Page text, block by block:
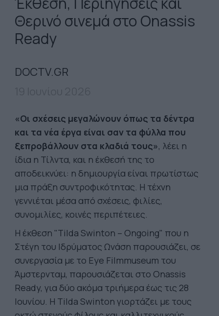
Θερινό σινεμά στο Onassis
Ready
DOCTV.GR
«Οι σχέσεις μεγαλώνουν όπως τα δέντρα
και τα νέα έργα είναι σαν τα φύλλα που
ξεπροβάλλουν στα κλαδιά τους», λέει η
ίδια η Τίλντα, και η έκθεσή της το
αποδεικνύει: η δημιουργία είναι πρωτίστως
μια πράξη συντροφικότητας. Η τέχνη
γεννιέται μέσα από σχέσεις, φιλίες,
συνομιλίες, κοινές περιπέτειες.
Η έκθεση "Tilda Swinton – Ongoing" που η
Στέγη του Ιδρύματος Ωνάση παρουσιάζει, σε
συνεργασία με το Eye Filmmuseum του
Άμστερνταμ, παρουσιάζεται στο Onassis
Ready, για δύο ακόμα τριήμερα έως τις 28
Ιουνίου. Η Tilda Swinton γιορτάζει με τους